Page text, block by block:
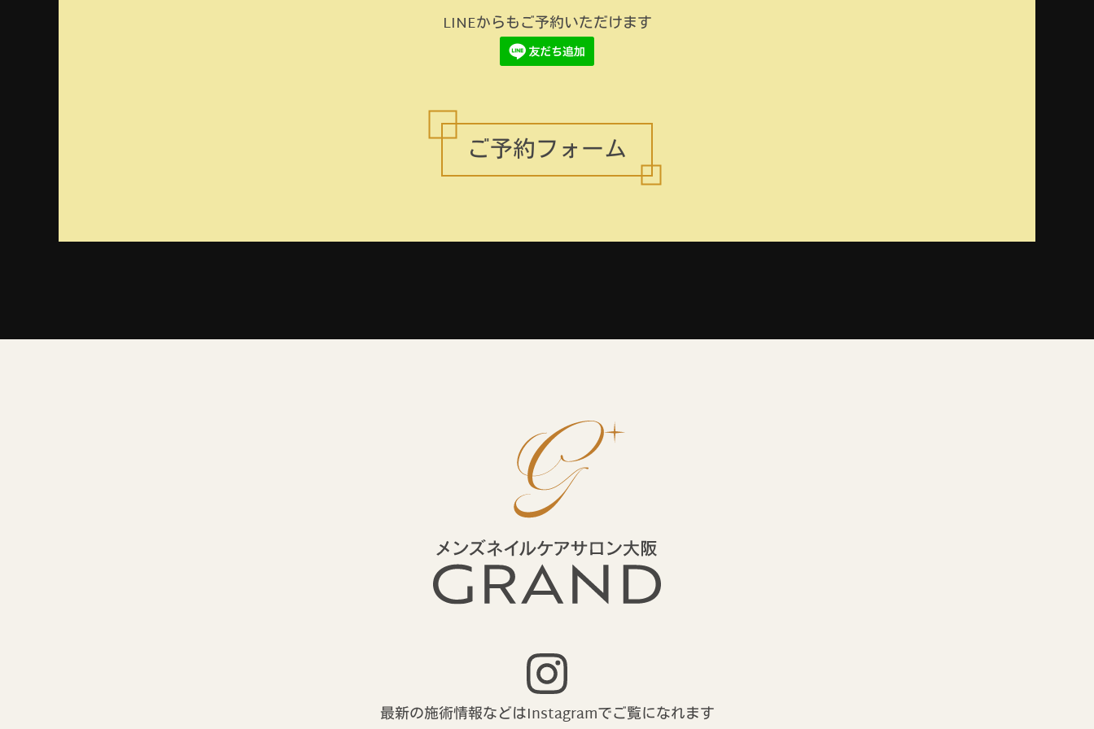
LINEからもご予約いただけます
ご予約フォーム
最新の施術情報などはInstagramでご覧になれます